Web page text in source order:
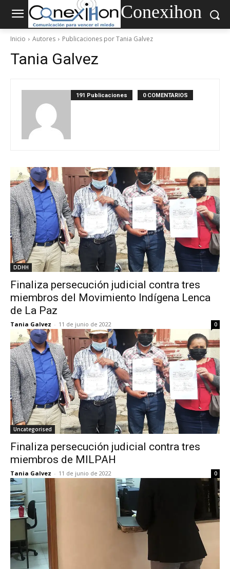
Conexihon
Inicio Autores Publicaciones por Tania Galvez
Tania Galvez
191 Publicaciones 0 COMENTARIOS
DDHH
Finaliza persecución judicial contra tres
miembros del Movimiento Indígena Lenca
de La Paz
Tania Galvez - 11 de junio de 2022 0
Uncategorised
Finaliza persecución judicial contra tres
miembros de MILPAH
Tania Galvez - 11 de junio de 2022 0